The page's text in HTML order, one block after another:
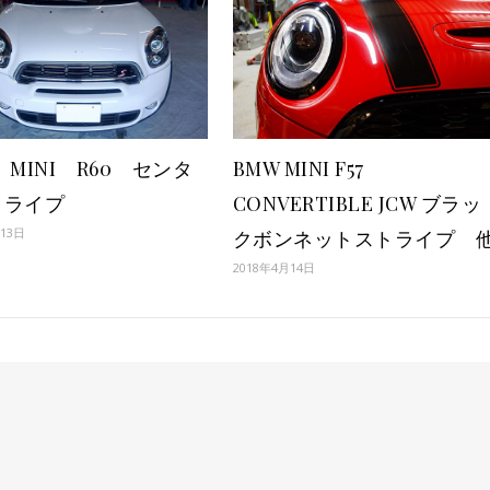
MINI R60 センタ
イプ
日
BMW MINI F57
CONVERTIBLE JCW ブラッ
クボンネットストライプ
2018年4月14日